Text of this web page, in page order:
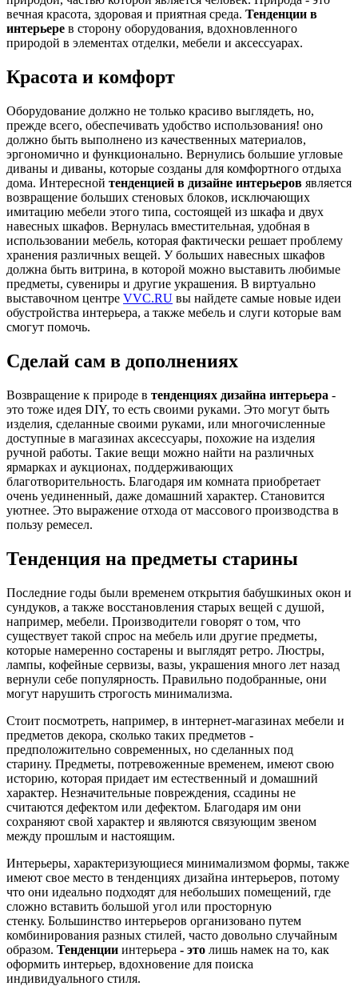
вечная красота, здоровая и приятная среда. Тенденции в
интерьере в сторону оборудования, вдохновленного
природой в элементах отделки, мебели и аксессуарах.
Красота и комфорт
Оборудование должно не только красиво выглядеть, но,
прежде всего, обеспечивать удобство использования! оно
должно быть выполнено из качественных материалов,
эргономично и функционально. Вернулись большие угловые
диваны и диваны, которые созданы для комфортного отдыха
дома. Интересной тенденцией в дизайне интерьеров является
возвращение больших стеновых блоков, исключающих
имитацию мебели этого типа, состоящей из шкафа и двух
навесных шкафов. Вернулась вместительная, удобная в
использовании мебель, которая фактически решает проблему
хранения различных вещей. У больших навесных шкафов
должна быть витрина, в которой можно выставить любимые
предметы, сувениры и другие украшения. В виртуально
выставочном центре VVC.RU вы найдете самые новые идеи
обустройства интерьера, а также мебель и слуги которые вам
смогут помочь.
Сделай сам в дополнениях
Возвращение к природе в тенденциях дизайна интерьера -
это тоже идея DIY, то есть своими руками. Это могут быть
изделия, сделанные своими руками, или многочисленные
доступные в магазинах аксессуары, похожие на изделия
ручной работы. Такие вещи можно найти на различных
ярмарках и аукционах, поддерживающих
благотворительность. Благодаря им комната приобретает
очень уединенный, даже домашний характер. Становится
уютнее. Это выражение отхода от массового производства в
пользу ремесел.
Тенденция на предметы старины
Последние годы были временем открытия бабушкиных окон и
сундуков, а также восстановления старых вещей с душой,
например, мебели. Производители говорят о том, что
существует такой спрос на мебель или другие предметы,
которые намеренно состарены и выглядят ретро. Люстры,
лампы, кофейные сервизы, вазы, украшения много лет назад
вернули себе популярность. Правильно подобранные, они
могут нарушить строгость минимализма.
Стоит посмотреть, например, в интернет-магазинах мебели и
предметов декора, сколько таких предметов -
предположительно современных, но сделанных под
старину. Предметы, потревоженные временем, имеют свою
историю, которая придает им естественный и домашний
характер. Незначительные повреждения, ссадины не
считаются дефектом или дефектом. Благодаря им они
сохраняют свой характер и являются связующим звеном
между прошлым и настоящим.
Интерьеры, характеризующиеся минимализмом формы, также
имеют свое место в тенденциях дизайна интерьеров, потому
что они идеально подходят для небольших помещений, где
сложно вставить большой угол или просторную
стенку. Большинство интерьеров организовано путем
комбинирования разных стилей, часто довольно случайным
образом. Тенденции интерьера - это лишь намек на то, как
оформить интерьер, вдохновение для поиска
индивидуального стиля.